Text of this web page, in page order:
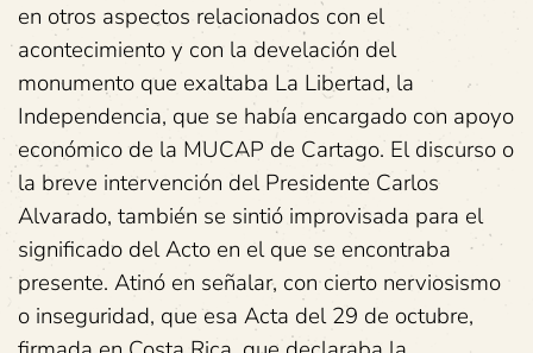
en otros aspectos relacionados con el
acontecimiento y con la develación del
monumento que exaltaba La Libertad, la
Independencia, que se había encargado con apoyo
económico de la MUCAP de Cartago. El discurso o
la breve intervención del Presidente Carlos
Alvarado, también se sintió improvisada para el
significado del Acto en el que se encontraba
presente. Atinó en señalar, con cierto nerviosismo
o inseguridad, que esa Acta del 29 de octubre,